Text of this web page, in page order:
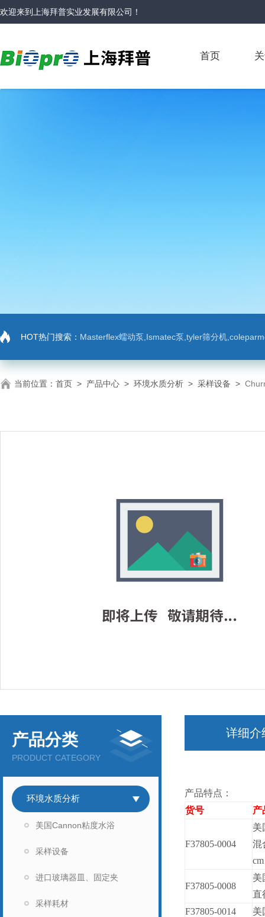
欢迎来到 上海拜普实业发展有限公司 ！
首页
HOT热门搜索： Masterflex蠕动泵,Ismatec泵,tyler筛分机,coleparmer,注射
当前位置： 首页 > 产品中心 > 环境水质分析 > 采样设备 >
产品分类
PRODUCT CATEGORY
环境水质分析
美国Cannon粘度水浴
采样设备
进口玻璃器皿、固定夹
采样耗材
详细介
产品特点：
货号
产
F37805-0004
美
混
F37805-0008
美
直
F37805-0014
美